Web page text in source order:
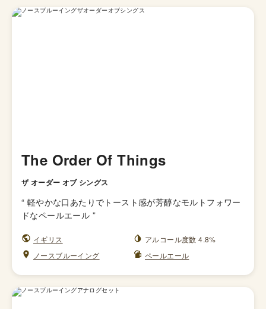
The Order Of Things
ザ オーダー オブ シングス
“ 軽やかな口あたりでトースト感が芳醇なモルトフォワー
ドなペールエール ”
イギリス
アルコール度数 4.8%
ノースブルーイング
ペールエール